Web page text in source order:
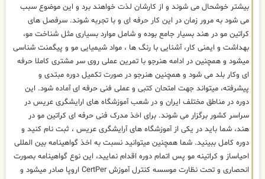
بیشتر خوشحال می شوند و از کارشان لذت خواهند برد و این موضوع سبب
می شود به مرور زمان در این کار حرفه ای و با تجربه شوند. سرفصل های
کراتین مو در هند بسیار جامع بوده و شامل موارد بسیاری مثل شناخت مو،
بهداشت و ایمنی کار، آشنایی با رنگ ها ، مواد شیمیایی مو و پیگمنت شناسی
میشود و همچنین در ادامه هنرجو با تمرین عملی روی سر مشتری کاملا حرفه
ای وکار بلد می شود و همچنین هنرجو در صورت تکمیل دوره مبتدی و
پیشرفته، میتواند جهت امتحان کتبی و عملی فنی حرفه ای آماده شود. این
دوره در مناطق مختلف ایران و در شعب آموزشگاه های ارایشگری عریس در
سراسر کشور برگزار می شوند. برای اخذ مدرک فنی حرفه ای کراتین مو در
هند، شما باید در یکی از آموزشگاه های آرایشگری عریس ، ثبت نام کنید و
دوره کامل ببینید. شما همچنین میتوانید نسبت به اخذ گواهینامه بین المللی
احیاساز و کراتینه مو پس اتمام دوره اقدام نمایید، این نوع گواهینامه بصورت
انحصاری و تحت نظارت موسسه کنترل آموزش CertPer اروپا صادر میشود و